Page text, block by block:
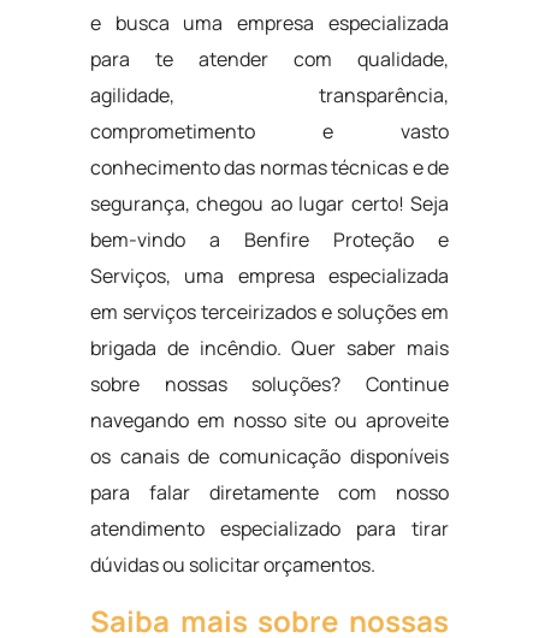
e busca uma empresa especializada
para te atender com qualidade,
agilidade, transparência,
comprometimento e vasto
conhecimento das normas técnicas e de
segurança, chegou ao lugar certo! Seja
bem-vindo a Benfire Proteção e
Serviços, uma empresa especializada
em serviços terceirizados e soluções em
brigada de incêndio. Quer saber mais
sobre nossas soluções? Continue
navegando em nosso site ou aproveite
os canais de comunicação disponíveis
para falar diretamente com nosso
atendimento especializado para tirar
dúvidas ou solicitar orçamentos.
Saiba mais sobre nossas